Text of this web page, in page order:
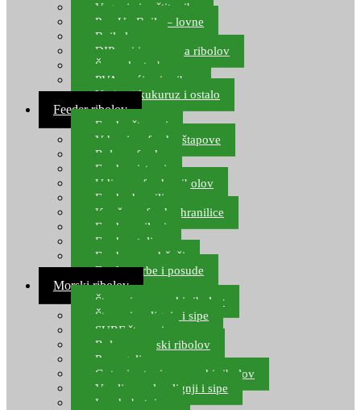
Vaganje i zaštita ribe
Pop Up Boile – lovne
Boile lovne
DIP-ovi i arome za ribolov
Šaranske torbe
PVA vrećice i pribor
Umjetni kukuruz i ostalo
Feeder ribolov
Feeder štapovi
Vrhovi za feeder štapove
Role za feeder
Feeder sistemi
Udice za feeder ribolov
Feeder hranilice
Kopče za feeder hranilice
Feeder najloni
Feeder stolice
Feeder arm držači
Feeder torbe i posude
Morski ribolov
Štapovi za morski ribolov
Štapovi za lignje i sipe
SURF štapovi
Role za morski ribolov
Parangali
Gotovi setovi za morski ribolov
Varalice za lov lignji i sipe
Lov hobotnice